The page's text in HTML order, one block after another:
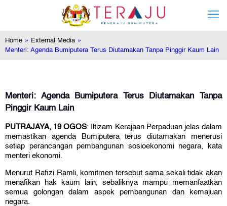
Home » External Media »
Menteri: Agenda Bumiputera Terus Diutamakan Tanpa Pinggir Kaum Lain
Menteri: Agenda Bumiputera Terus Diutamakan Tanpa
Pinggir Kaum Lain
PUTRAJAYA, 19 OGOS: Iltizam Kerajaan Perpaduan jelas dalam
memastikan agenda Bumiputera terus diutamakan menerusi
setiap perancangan pembangunan sosioekonomi negara, kata
menteri ekonomi.
Menurut Rafizi Ramli, komitmen tersebut sama sekali tidak akan
menafikan hak kaum lain, sebaliknya mampu memanfaatkan
semua golongan dalam aspek pembangunan dan kemajuan
negara.